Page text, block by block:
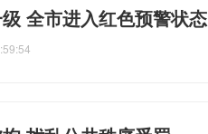
全市进入红色预警状态